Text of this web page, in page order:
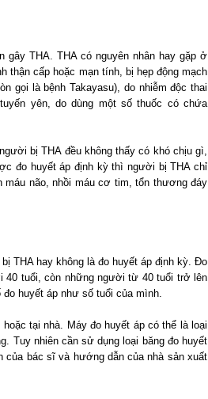
THA. THA có nguyên nhân hay gặp ở
thận cấp hoặc mạn tính, bị hẹp động mạch
gọi là bệnh Takayasu), do nhiễm độc thai
yên, do dùng một số thuốc có chứa
bị THA đều không thấy có khó chịu gì,
đo huyết áp định kỳ thì người bị THA chỉ
não, nhồi máu cơ tim, tổn thương đáy
THA hay không là đo huyết áp định kỳ. Đo
tuổi, còn những người từ 40 tuổi trở lên
huyết áp như số tuổi của mình.
tại nhà. Máy đo huyết áp có thể là loại
Tuy nhiên cần sử dụng loại băng đo huyết
của bác sĩ và hướng dẫn của nhà sản xuất